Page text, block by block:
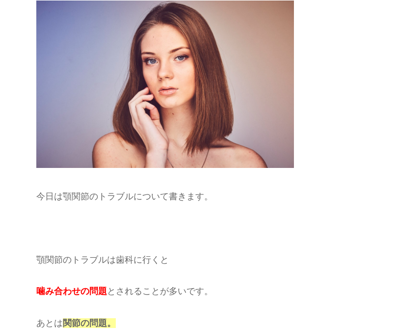
今日は顎関節のトラブルについて書きます。
顎関節のトラブルは歯科に行くと
噛み合わせの問題 とされることが多いです。
あとは関節の問題。